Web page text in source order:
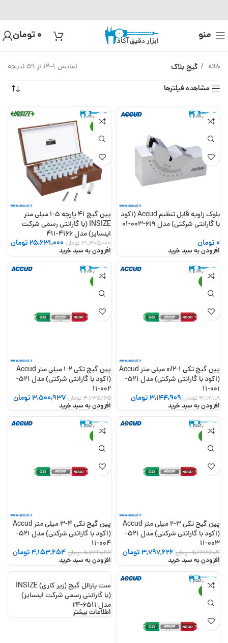
منو 0تومان
خانه گیج بلاک نمایش 1–12 از 59 نتیجه
مشاهده فیلترها
بلوک زاویه قابل تنظیم Accud (اکود
با گارانتی شرکتی) مدل 619-003-01
0تومان
افزودن به سبد خرید
-13%
پین گیج 41 پارچه 5-1 میلی متر
INSIZE (با گارانتی رسمی شرکت
اینسایز) مدل 4166-411
29,475,000تومان 25,631,000تومان
افزودن به سبد خرید
-24%
پین گیج تکی 1-0/2 میلی متر Accud
(اکود با گارانتی شرکتی) مدل 521-
001-11
4,112,118تومان 3,144,909تومان
افزودن به سبد خرید
-26%
پین گیج تکی 2-1 میلی متر Accud
(اکود با گارانتی شرکتی) مدل 521-
002-11
4,735,165تومان 3,500,937تومان
افزودن به سبد خرید
-27%
پین گیج تکی 3-2 میلی متر Accud
(اکود با گارانتی شرکتی) مدل 521-
003-11
5,233,604تومان 3,797,626تومان
افزودن به سبد خرید
-28%
پین گیج تکی 4-3 میلی متر Accud
(اکود با گارانتی شرکتی) مدل 521-
004-11
5,732,042تومان 4,153,654تومان
افزودن به سبد خرید
-24%
ست پارالل گیج (زیر کاری) INSIZE
(با گارانتی رسمی شرکت اینسایز)
مدل 6511-24
اطلاعات بیشتر